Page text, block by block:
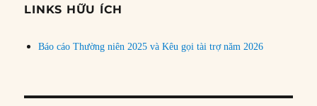
đề
LINKS HỮU ÍCH
Báo cáo Thường niên 2025 và Kêu gọi tài trợ năm 2026